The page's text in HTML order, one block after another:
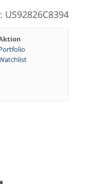
US92826C8394